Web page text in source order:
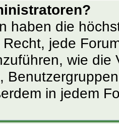
haben die
jede
wie
in jedem